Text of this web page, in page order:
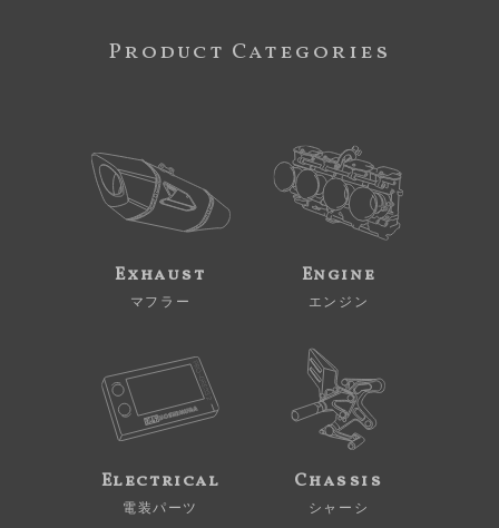
Product Categories
Exhaust
マフラー
Engine
エンジン
Electrical
電装パーツ
Chassis
シャーシ